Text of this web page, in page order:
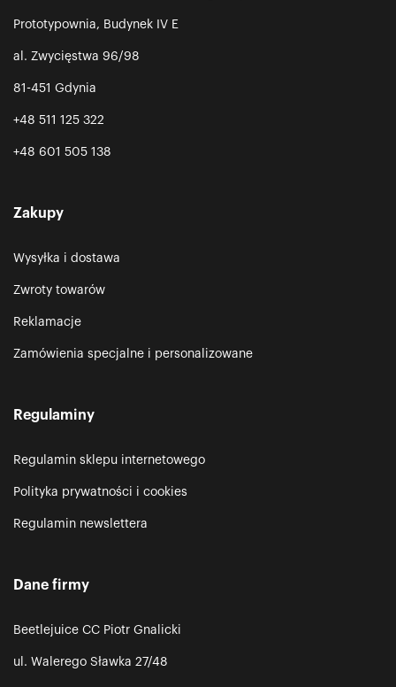
Prototypownia, Budynek IV E
al. Zwycięstwa 96/98
81-451 Gdynia
+48 511 125 322
+48 601 505 138
Zakupy
Wysyłka i dostawa
Zwroty towarów
Reklamacje
Zamówienia specjalne i personalizowane
Regulaminy
Regulamin sklepu internetowego
Polityka prywatności i cookies
Regulamin newslettera
Dane firmy
Beetlejuice CC Piotr Gnalicki
ul. Walerego Sławka 27/48